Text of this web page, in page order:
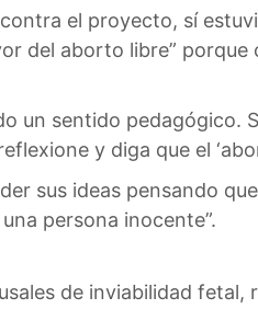
el proyecto, sí
del aborto libre”
un sentido pedagógico.
y diga que el
sus ideas pensando
persona inocente”.
de inviabilidad fetal,